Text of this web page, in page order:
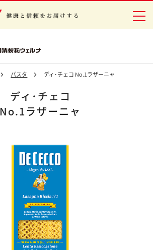
パスタ ディ･チェコ No.1ラザーニャ
ディ･チェコ
No.1ラザーニャ